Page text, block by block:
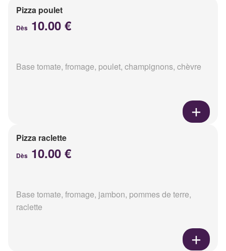
Pizza poulet
Dès 10.00 €
Base tomate, fromage, poulet, champignons, chèvre
Pizza raclette
Dès 10.00 €
Base tomate, fromage, jambon, pommes de terre,
raclette